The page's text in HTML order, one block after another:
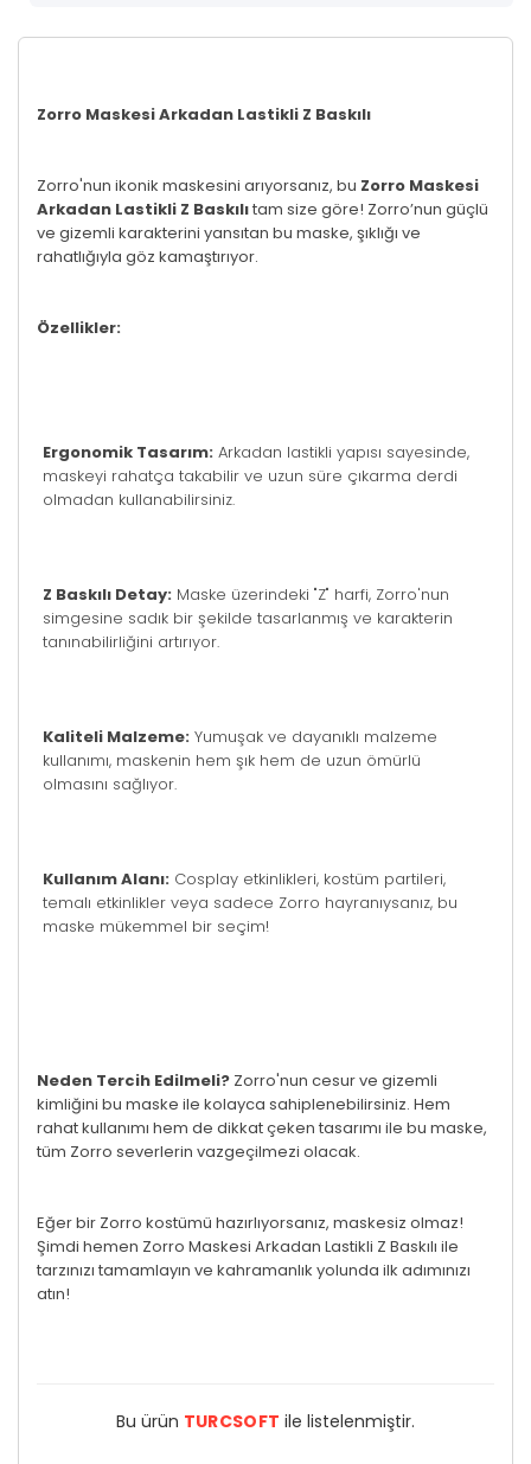
Zorro Maskesi Arkadan Lastikli Z Baskılı
Zorro'nun ikonik maskesini arıyorsanız, bu Zorro Maskesi
Arkadan Lastikli Z Baskılıtam size göre! Zorro’nun güçlü
ve gizemli karakterini yansıtan bu maske, şıklığı ve
rahatlığıyla göz kamaştırıyor.
Özellikler:
Ergonomik Tasarım: Arkadan lastikli yapısı sayesinde,
maskeyi rahatça takabilir ve uzun süre çıkarma derdi
olmadan kullanabilirsiniz.
Z Baskılı Detay: Maske üzerindeki "Z" harfi, Zorro'nun
simgesine sadık bir şekilde tasarlanmış ve karakterin
tanınabilirliğini artırıyor.
Kaliteli Malzeme: Yumuşak ve dayanıklı malzeme
kullanımı, maskenin hem şık hem de uzun ömürlü
olmasını sağlıyor.
Kullanım Alanı: Cosplay etkinlikleri, kostüm partileri,
temalı etkinlikler veya sadece Zorro hayranıysanız, bu
maske mükemmel bir seçim!
Neden Tercih Edilmeli? Zorro'nun cesur ve gizemli
kimliğini bu maske ile kolayca sahiplenebilirsiniz. Hem
rahat kullanımı hem de dikkat çeken tasarımı ile bu maske,
tüm Zorro severlerin vazgeçilmezi olacak.
Eğer bir Zorro kostümü hazırlıyorsanız, maskesiz olmaz!
Şimdi hemen Zorro Maskesi Arkadan Lastikli Z Baskılı ile
tarzınızı tamamlayın ve kahramanlık yolunda ilk adımınızı
atın!
Bu ürün TURCSOFT ile listelenmiştir.